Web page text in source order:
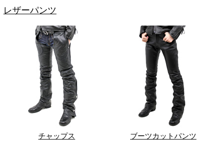
レザーパンツ
チャップス ブーツカットパンツ